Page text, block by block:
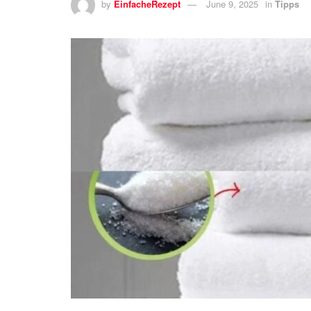
by EinfacheRezept June 9, 2025 in Tipps